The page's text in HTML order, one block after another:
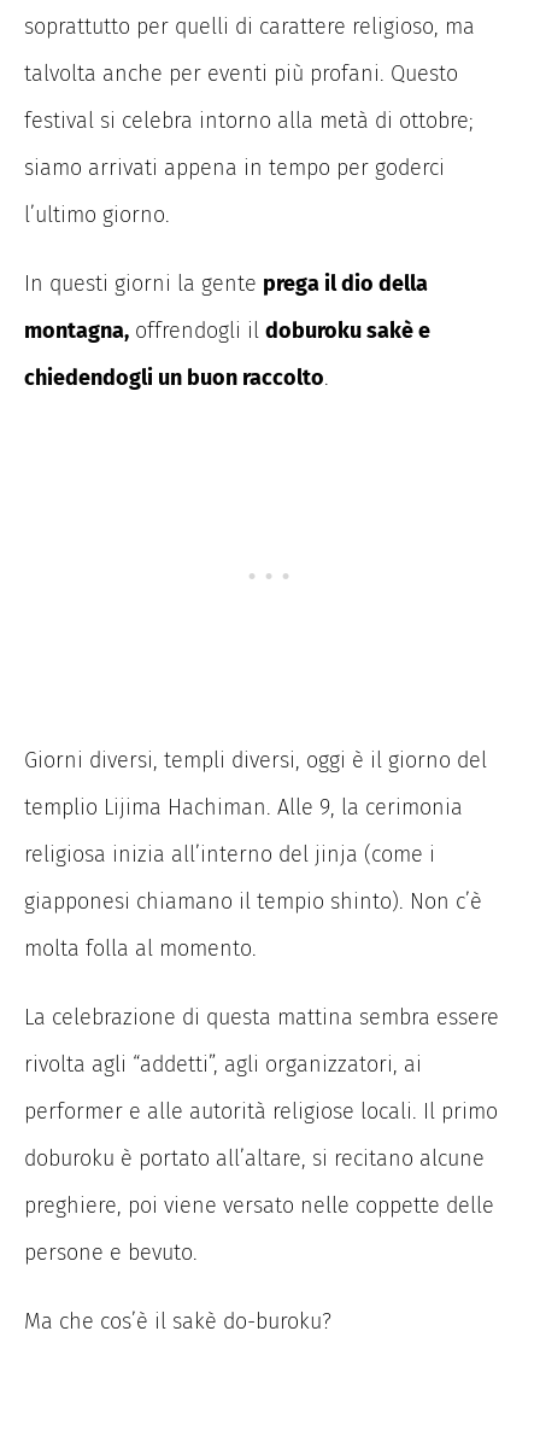
soprattutto per quelli di carattere religioso, ma
talvolta anche per eventi più profani. Questo
festival si celebra intorno alla metà di ottobre;
siamo arrivati appena in tempo per goderci
l’ultimo giorno.
In questi giorni la gente prega il dio della
montagna, offrendogli il doburoku sakè e
chiedendogli un buon raccolto.
Giorni diversi, templi diversi, oggi è il giorno del
templio Lijima Hachiman. Alle 9, la cerimonia
religiosa inizia all’interno del jinja (come i
giapponesi chiamano il tempio shinto). Non c’è
molta folla al momento.
La celebrazione di questa mattina sembra essere
rivolta agli “addetti”, agli organizzatori, ai
performer e alle autorità religiose locali. Il primo
doburoku è portato all’altare, si recitano alcune
preghiere, poi viene versato nelle coppette delle
persone e bevuto.
Ma che cos’è il sakè do-buroku?